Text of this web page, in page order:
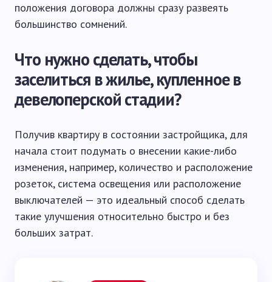
положения договора должны сразу развеять
большинство сомнений.
Что нужно сделать, чтобы
заселиться в жилье, купленное в
девелоперской стадии?
Получив квартиру в состоянии застройщика, для
начала стоит подумать о внесении какие-либо
изменения, например, количество и расположение
розеток, система освещения или расположение
выключателей — это идеальный способ сделать
такие улучшения относительно быстро и без
больших затрат.